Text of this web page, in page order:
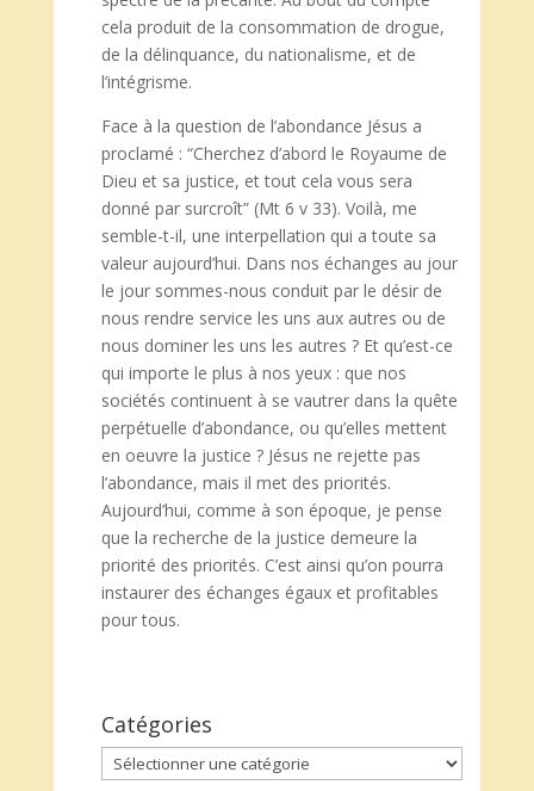
cela produit de la consommation de drogue,
de la délinquance, du nationalisme, et de
l’intégrisme.
Face à la question de l’abondance Jésus a
proclamé : “Cherchez d’abord le Royaume de
Dieu et sa justice, et tout cela vous sera
donné par surcroît” (Mt 6 v 33). Voilà, me
semble-t-il, une interpellation qui a toute sa
valeur aujourd’hui. Dans nos échanges au jour
le jour sommes-nous conduit par le désir de
nous rendre service les uns aux autres ou de
nous dominer les uns les autres ? Et qu’est-ce
qui importe le plus à nos yeux : que nos
sociétés continuent à se vautrer dans la quête
perpétuelle d’abondance, ou qu’elles mettent
en oeuvre la justice ? Jésus ne rejette pas
l’abondance, mais il met des priorités.
Aujourd’hui, comme à son époque, je pense
que la recherche de la justice demeure la
priorité des priorités. C’est ainsi qu’on pourra
instaurer des échanges égaux et profitables
pour tous.
Catégories
Catégories